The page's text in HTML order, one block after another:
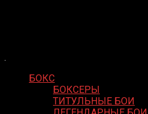
БОКС
БОКСЕРЫ
ТИТУЛЬНЫЕ БОИ